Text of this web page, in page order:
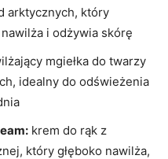
arktycznych, ​który⁢
i odżywia skórę
mgiełka do twarzy
idealny do odświeżenia
krem do rąk z
który głęboko nawilża,